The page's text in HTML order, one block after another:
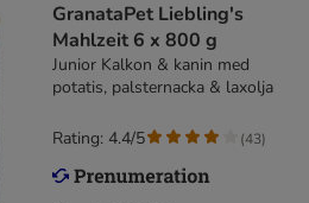
GranataPet Liebling's
Mahlzeit 6 x 800 g
Junior Kalkon & kanin med
potatis, palsternacka & laxolja
Rating: 4.4/5 (43)